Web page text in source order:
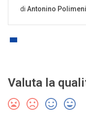
Valuta la